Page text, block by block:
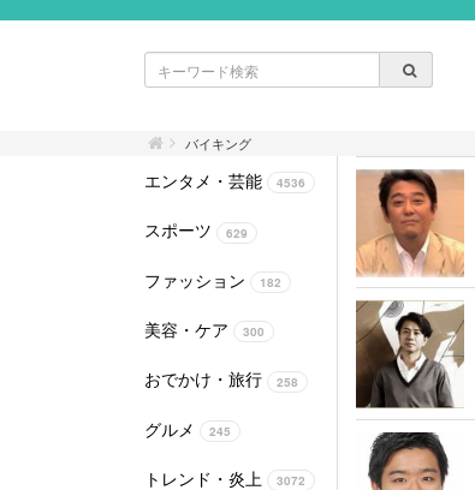
バイキング
エンタメ・芸能 4536
スポーツ 629
ファッション 182
美容・ケア 300
おでかけ・旅行 258
グルメ 245
トレンド・炎上 3072